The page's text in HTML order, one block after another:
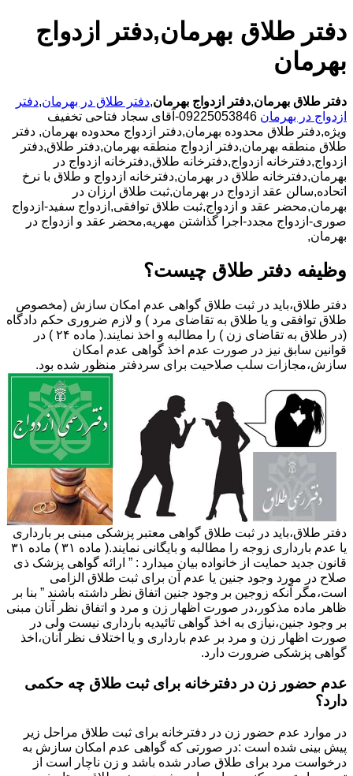
دفتر طلاق بهرمان,دفتر ازدواج
بهرمان
دفتر طلاق بهرمان,دفتر ازدواج بهرمان,دفتر طلاق در بهرمان,دفتر
ازدواج در بهرمان
09225053846-آقای سجاد فتاحی تخفیف
ویژه,دفتر طلاق محدوده بهرمان,دفتر ازدواج محدوده بهرمان, دفتر
طلاق منطقه بهرمان,دفتر ازدواج منطقه بهرمان,دفتر طلاق,دفتر
ازدواج,دفترخانه ازدواج,دفترخانه طلاق,دفترخانه ازدواج در
بهرمان,دفترخانه طلاق در بهرمان,دفترخانه ازدواج و طلاق با نرخ
اتحاده,سالن عقد ازدواج در بهرمان,ثبت طلاق ارزان در
بهرمان,محضر عقد و ازدواج,ثبت طلاق توافقی,ازدواج سفید-ازدواج
صوری-ازدواج مجدد-اجرا گذاشتن مهریه,محضر عقد و ازدواج در
بهرمان,
وظیفه دفتر طلاق چیست؟
دفتر طلاق،باید در ثبت طلاق گواهی عدم امکان سازش (مخصوص
طلاق توافقی و یا طلاق به تقاضای مرد ) و لازم ضروری حکم دادگاه
(در طلاق به تقاضای زن ) را مطالبه و اخذ نمایند.( ماده ۲۴ ) در
قوانین سابق نیز در صورت عدم اخذ گواهی عدم امکان
سازش،مجازات سلب صلاحیت برای سردفتر منظور شده بود.
دفتر طلاق،باید در ثبت طلاق گواهی معتبر پزشکی مبنی بر بارداری
یا عدم بارداری زوجه را مطالبه و بایگانی نمایند.( ماده ۳۱ ) ماده ۳۱
قانون جدید حمایت از خانواده بیان میدارد : ” ارائه گواهی پزشک ذی
صلاح در مورد وجود جنین یا عدم آن برای ثبت طلاق الزامی
است،مگر آنکه زوجین بر وجود جنین اتفاق نظر داشته باشند ” بنا بر
ظاهر ماده مذکور،در صورت اظهار زن و مرد و اتفاق نظر آنان مبنی
بر وجود جنین،نیازی به اخذ گواهی تائیدیه بارداری نیست ولی در
صورت اظهار زن و مرد بر عدم بارداری و یا اختلاف نظر آنان،اخذ
گواهی پزشکی ضرورت دارد.
عدم حضور زن در دفترخانه برای ثبت طلاق چه حکمی
دارد؟
در موارد عدم حضور زن در دفترخانه برای ثبت طلاق مراحل زیر
پیش بینی شده است :در صورتی که گواهی عدم امکان سازش به
درخواست مرد برای طلاق صادر شده باشد و زن ناچار است از